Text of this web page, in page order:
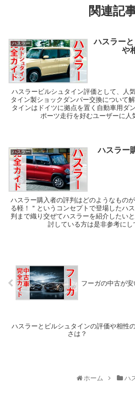
関連記
ハスラー
ハスラー
や
ハスラービルシュタイン評価として、人
タイン製ショックダンパー交換について
タインはドイツに拠点を置く自動車用ダ
ポーツ走行を好むユーザーに人
ハスラー ハスラー
ハスラー購入者の評判はどのようなもの
る軽！＂というコンセプトで登場したハ
判まで織り交ぜてハスラーを紹介したい
討している方は是非参考に
フーガの中古が
ハスラーとビルシュタインの評価や相性
さは？
ホーム ハ